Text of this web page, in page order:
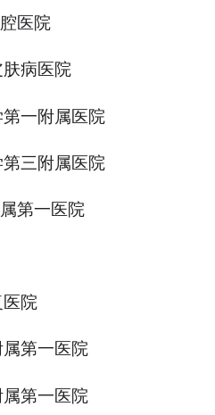
医院
病医院
一附属医院
三附属医院
第一医院
院
第一医院
第一医院